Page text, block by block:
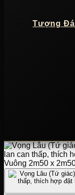
Tượng Đá